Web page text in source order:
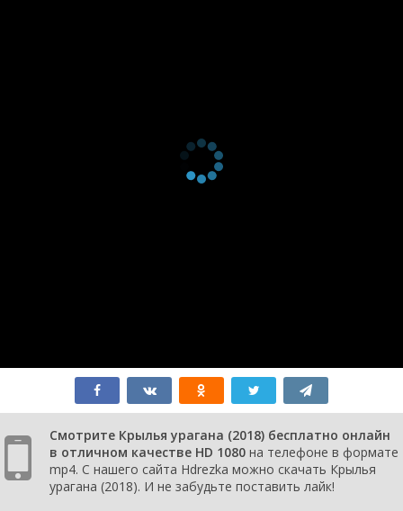
Смотрите Крылья урагана (2018) бесплатно онлайн
в отличном качестве HD 1080 на телефоне в формате
mp4. С нашего сайта Hdrezka можно скачать Крылья
урагана (2018). И не забудьте поставить лайк!